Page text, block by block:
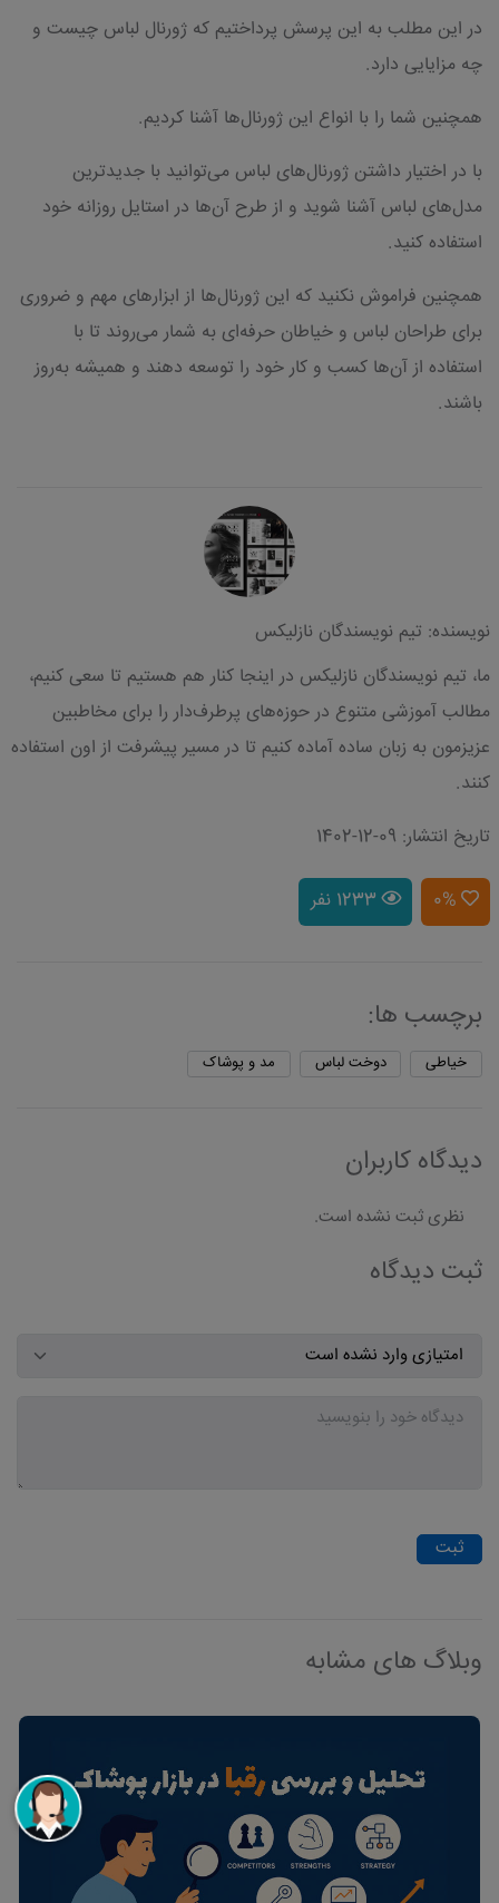
در این مطلب به این پرسش پرداختیم که ژورنال لباس چیست و
چه مزایایی دارد.
همچنین شما را با انواع این ژورنال‌ها آشنا کردیم.
با در اختیار داشتن ژورنال‌های لباس می‌توانید با جدیدترین
مدل‌های لباس آشنا شوید و از طرح آن‌ها در استایل روزانه خود
استفاده کنید.
همچنین فراموش نکنید که این ژورنال‌ها از ابزارهای مهم و ضروری
برای طراحان لباس و خیاطان حرفه‌ای به شمار می‌روند تا با
استفاده از آن‌ها کسب و کار خود را توسعه دهند و همیشه به‌روز
باشند.
نویسنده: تیم نویسندگان نازلیکس
ما، تیم نویسندگان نازلیکس در اینجا کنار هم هستیم تا سعی کنیم،
مطالب آموزشی متنوع در حوزه‌های پرطرف‌دار را برای مخاطبین
عزیزمون به زبان ساده آماده کنیم تا در مسیر پیشرفت از اون استفاده
کنند.
تاریخ انتشار: 09-12-1402
0% 1233 نفر
برچسب ها:
خیاطی دوخت لباس مد و پوشاک
دیدگاه کاربران
نظری ثبت نشده است.
ثبت دیدگاه
ثبت
وبلاگ های مشابه